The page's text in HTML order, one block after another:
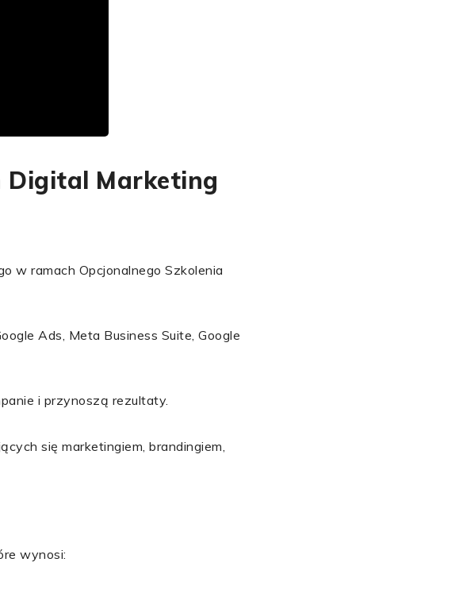
Digital Marketing
w ramach Opcjonalnego Szkolenia
Ads, Meta Business Suite, Google
i przynoszą rezultaty.
się marketingiem, brandingiem,
wynosi: